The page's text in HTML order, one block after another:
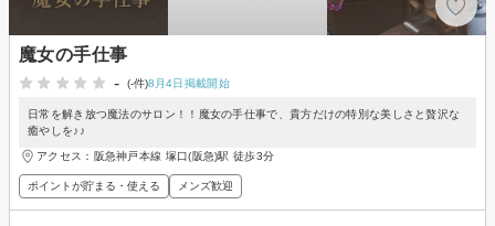
魔女の手仕事
-
(-件)8月4日掲載開始
日常を解き放つ魔法のサロン！！魔女の手仕事で、貴方だけの特別な美しさと贅沢な
癒やしを♪♪
アクセス：阪急神戸本線 塚口(阪急)駅 徒歩3分
ポイントが貯まる・使える メンズ歓迎